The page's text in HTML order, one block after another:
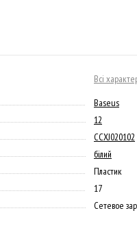
Всі
Baseus
12
CCXJ020102
білий
Пластик
17
Сетевое